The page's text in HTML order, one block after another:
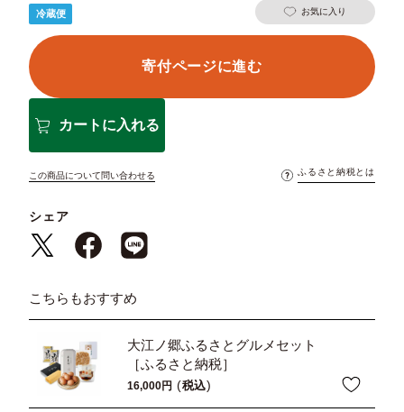
冷蔵便 お気に入り
寄付ページに進む
カートに入れる
この商品について問い合わせる ふるさと納税とは
シェア
こちらもおすすめ
大江ノ郷ふるさとグルメセット
［ふるさと納税］
16,000 税込